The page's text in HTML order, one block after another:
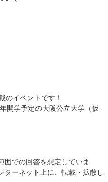
のイベントです！
開学予定の大阪公立大学（仮
囲での回答を想定していま
ターネット上に、転載・拡散し